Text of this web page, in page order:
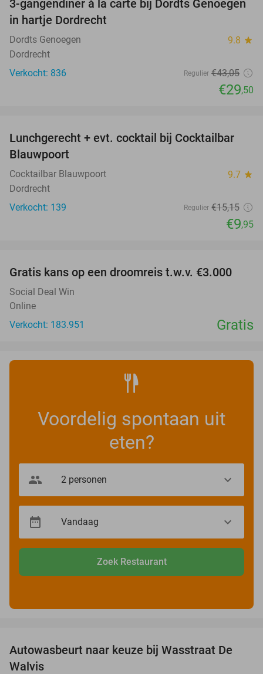
31%
3-gangendiner à la carte bij Dordts Genoegen
in hartje Dordrecht
Dordts Genoegen 9.8 star
Dordrecht
Verkocht: 836
Regulier €43,05
€29,50
34%
Lunchgerecht + evt. cocktail bij Cocktailbar
Blauwpoort
Cocktailbar Blauwpoort 9.7 star
Dordrecht
Verkocht: 139
Regulier €15,15
€9,95
Gratis kans op een droomreis t.w.v. €3.000
Social Deal Win
Online
Verkocht: 183.951
Gratis
Voordelig spontaan uit
eten?
Zoek Restaurant
29%
Autowasbeurt naar keuze bij Wasstraat De
Walvis